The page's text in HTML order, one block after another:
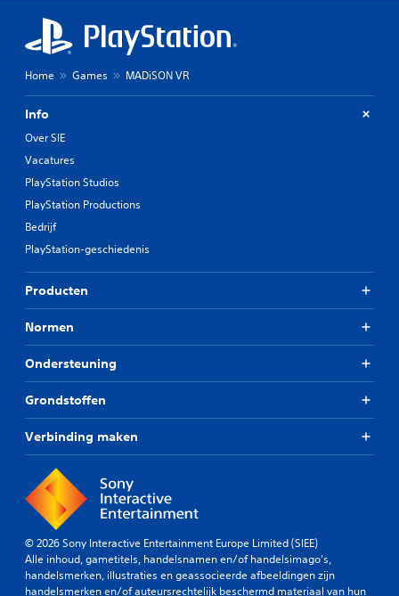
Home Games MADiSON VR
Info
Over SIE
Vacatures
PlayStation Studios
PlayStation Productions
Bedrijf
PlayStation-geschiedenis
Producten
Normen
Ondersteuning
Grondstoffen
Verbinding maken
© 2026 Sony Interactive Entertainment Europe Limited (SIEE)
Alle inhoud, gametitels, handelsnamen en/of handelsimago's,
handelsmerken, illustraties en geassocieerde afbeeldingen zijn
handelsmerken en/of auteursrechtelijk beschermd materiaal van hun